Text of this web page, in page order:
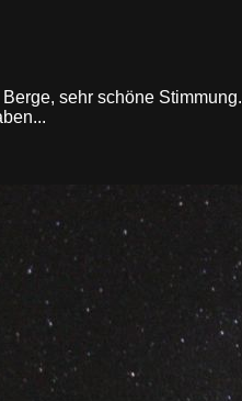
sehr schöne Stimmung.